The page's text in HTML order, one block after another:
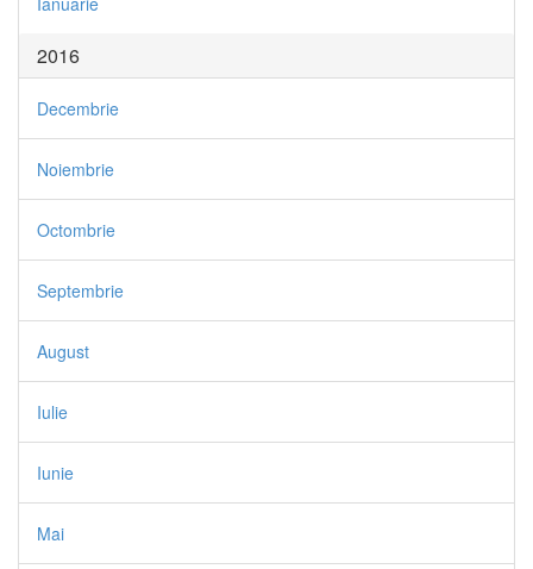
2016
Decembrie
Noiembrie
Octombrie
Septembrie
August
Iulie
Iunie
Mai